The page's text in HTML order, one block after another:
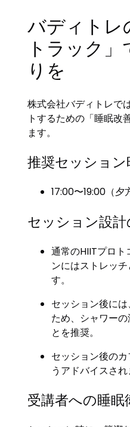
バディトレ
トラック
りを
株式会社バディトレで
トするための「睡眠改
ます。
推奨セッション
17:00〜19:00（夕
セッション設
通常のHIITプロト
ンにはストレッ
す。
セッション後に
ため、シャワー
とを推奨。
セッション後の
うアドバイスされ
受講者への睡眠